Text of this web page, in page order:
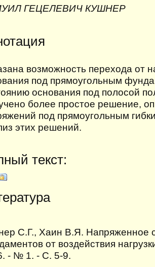
ГЕЦЕЛЕВИЧ КУШНЕР
возможность перехода от
под прямоугольным
основания под полосой
более простое решение,
под прямоугольным
этих решений.
текст:
С.Г., Хаин В.Я. Напряженное
от воздействия
- № 1. - С. 5-9.